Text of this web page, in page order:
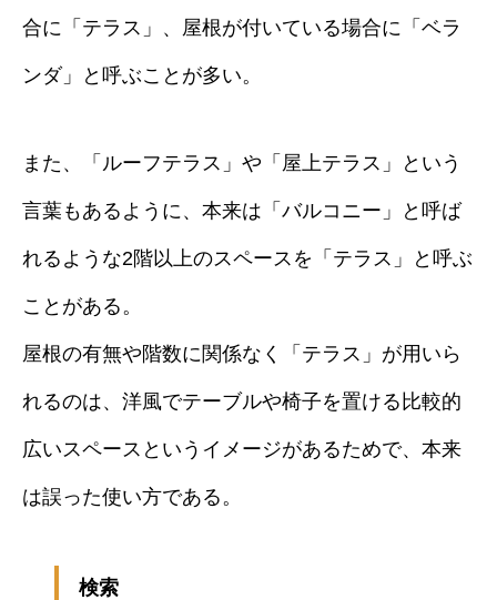
合に「テラス」、屋根が付いている場合に「ベラ
ンダ」と呼ぶことが多い。
また、「ルーフテラス」や「屋上テラス」という
言葉もあるように、本来は「バルコニー」と呼ば
れるような2階以上のスペースを「テラス」と呼ぶ
ことがある。
屋根の有無や階数に関係なく「テラス」が用いら
れるのは、洋風でテーブルや椅子を置ける比較的
広いスペースというイメージがあるためで、本来
は誤った使い方である。
検索